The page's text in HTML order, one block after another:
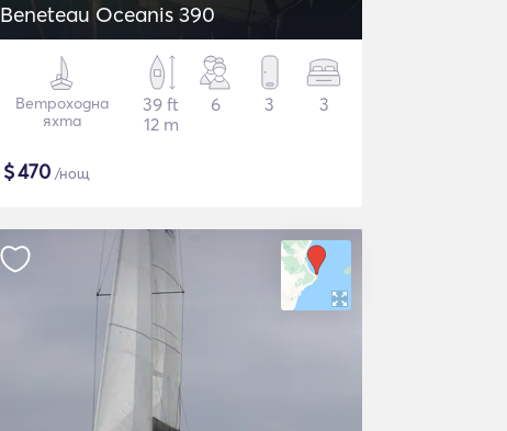
Beneteau Oceanis 390
Ветроходна
яхта
39 ft
12 m
6 3 3
$470 /нощ